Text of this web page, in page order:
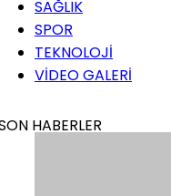
SAĞLIK
SPOR
TEKNOLOJİ
VİDEO GALERİ
HABERLER